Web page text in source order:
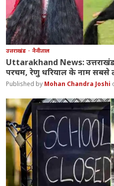
उत्तराखंड नैनीताल
Uttarakhand News: उत्तराखंड
परचम, रेणु धरियाल के नाम सबसे
Mohan Chandra Joshi